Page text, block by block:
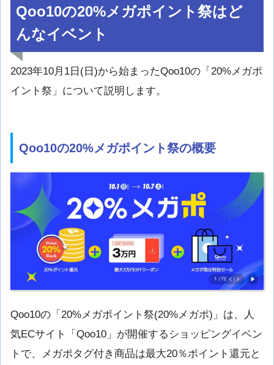
Qoo10の20%メガポイント祭はど
んなイベント
2023年10月1日(日)から始まったQoo10の「20%メガポ
イント祭」について説明します。
Qoo10の20%メガポイント祭の概要
Qoo10の「20%メガポイント祭(20%メガポ)」は、人
気ECサイト「Qoo10」が開催するショッピングイベン
トで、メガポタグ付き商品は最大20％ポイント還元と